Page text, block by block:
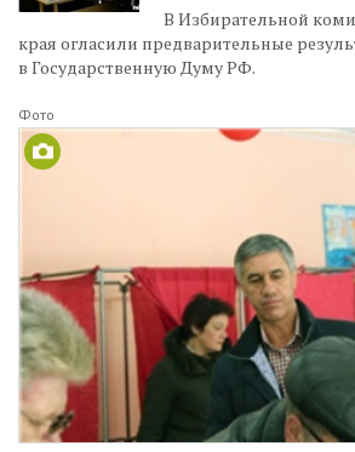
В Избирательной
края огласили предварительные
в Государственную Думу РФ.
Фото